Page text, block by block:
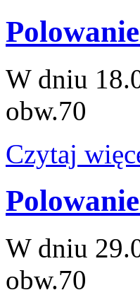
W dniu
obw.70
Czytaj
W dniu
obw.70